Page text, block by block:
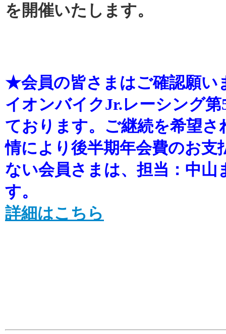
を開催いたします。
★会員の皆さまはご確認願
イオンバイクJr.レーシング
ております。ご継続を希望さ
情により後半期年会費のお支
ない会員さまは、担当：中山
す。
詳細はこちら